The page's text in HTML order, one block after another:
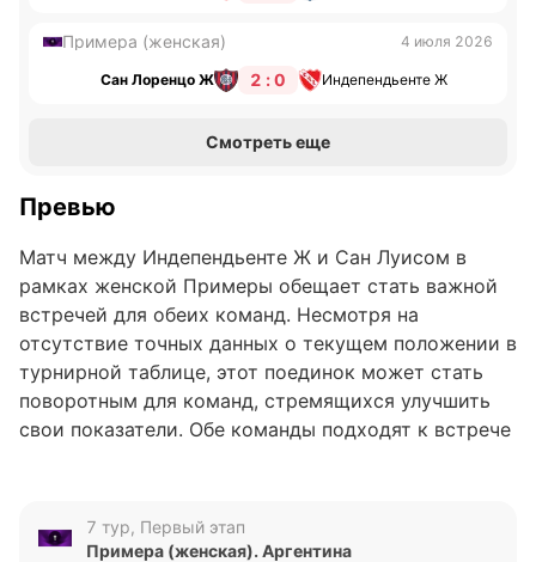
Примера (женская) 4 июля 2026
Сан Лоренцо Ж 2 : 0 Индепендьенте Ж
Смотреть еще
Превью
Матч между Индепендьенте Ж и Сан Луисом в
рамках женской Примеры обещает стать важной
встречей для обеих команд. Несмотря на
отсутствие точных данных о текущем положении в
турнирной таблице, этот поединок может стать
поворотным для команд, стремящихся улучшить
свои показатели. Обе команды подходят к встрече
Анализ формы команд
7 тур, Первый этап
Примера (женская). Аргентина